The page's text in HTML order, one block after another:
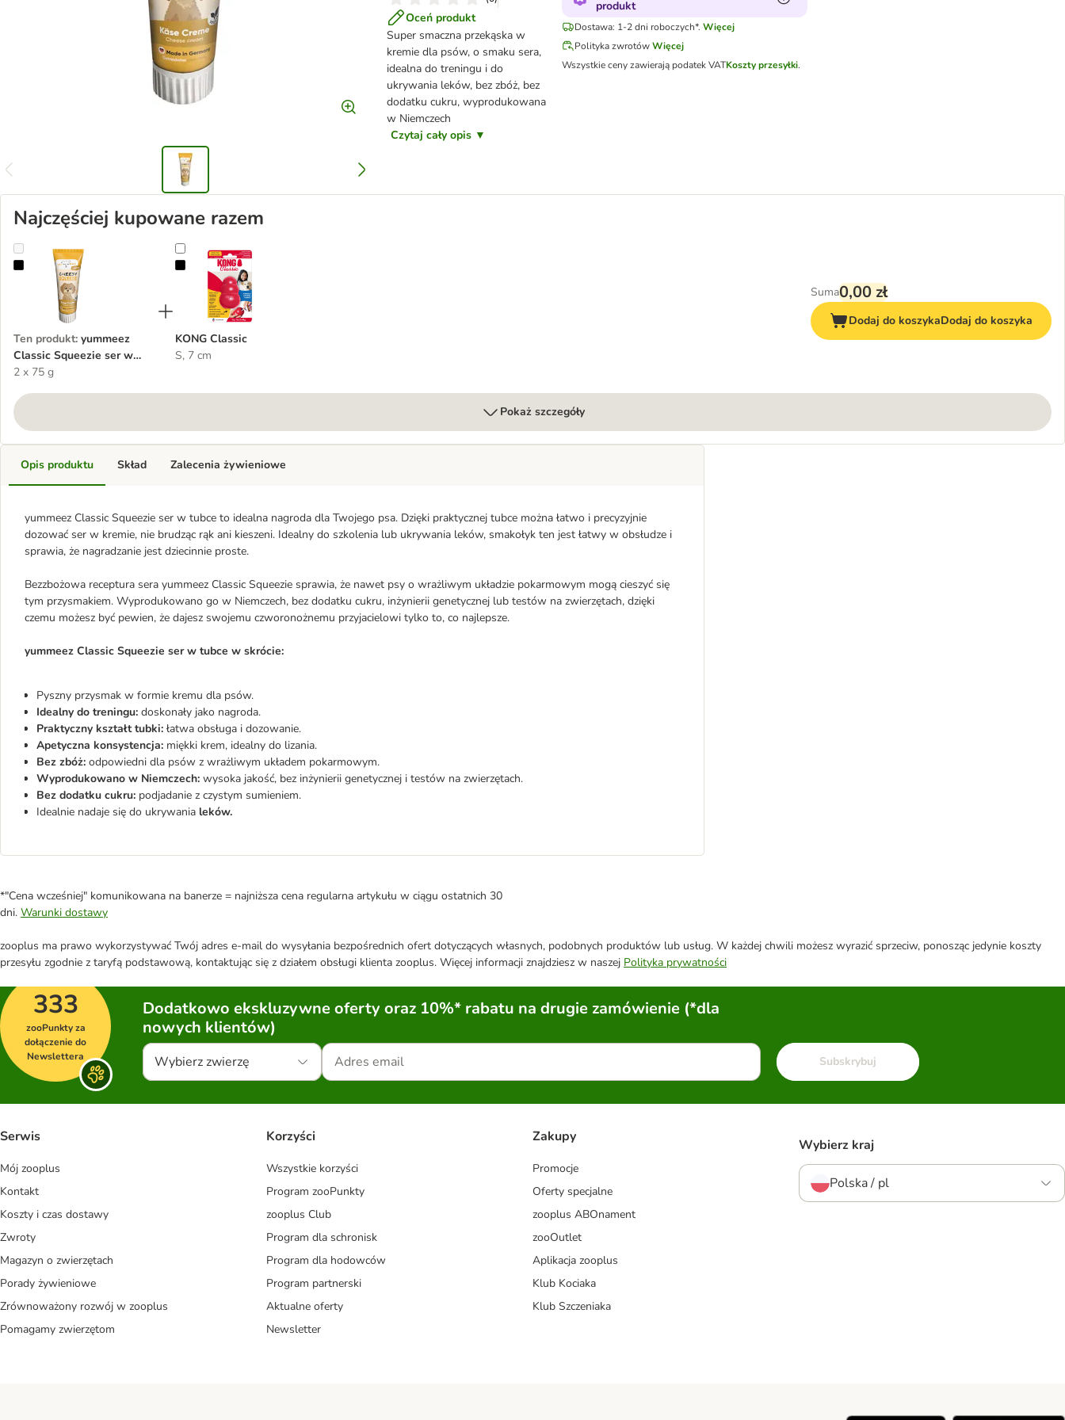
Oceń produkt
Super smaczna przekąska w
kremie dla psów, o smaku sera,
idealna do treningu i do
ukrywania leków, bez zbóż, bez
dodatku cukru, wyprodukowana
w Niemczech
Czytaj cały opis ▼
produkt
Dostawa: 1-2 dni roboczych*. Więcej
Polityka zwrotów Więcej
Wszystkie ceny zawierają podatek VATKoszty przesyłki.
Najczęściej kupowane razem
yummeez Classic Squeezie ser w tubce
Ten produkt: yummeez
Classic Squeezie ser w
tubce
2 x 75 g
KONG Classic
KONG Classic
S, 7 cm
Suma0,00 zł
Dodaj do koszykaDodaj do koszyka
Pokaż szczegóły
Opis produktu
yummeez Classic Squeezie ser w tubce to idealna nagroda dla Twojego psa. Dzięki praktycznej tubce można łatwo i precyzyjnie
dozować ser w kremie, nie brudząc rąk ani kieszeni. Idealny do szkolenia lub ukrywania leków, smakołyk ten jest łatwy w obsłudze i
sprawia, że nagradzanie jest dziecinnie proste.
Bezzbożowa receptura sera yummeez Classic Squeezie sprawia, że nawet psy o wrażliwym układzie pokarmowym mogą cieszyć się
tym przysmakiem. Wyprodukowano go w Niemczech, bez dodatku cukru, inżynierii genetycznej lub testów na zwierzętach, dzięki
czemu możesz być pewien, że dajesz swojemu czworonożnemu przyjacielowi tylko to, co najlepsze.
yummeez Classic Squeezie ser w tubce w skrócie:
Pyszny przysmak w formie kremu dla psów.
Idealny do treningu: doskonały jako nagroda.
Praktyczny kształt tubki: łatwa obsługa i dozowanie.
Apetyczna konsystencja: miękki krem, idealny do lizania.
Bez zbóż: odpowiedni dla psów z wrażliwym układem pokarmowym.
Wyprodukowano w Niemczech: wysoka jakość, bez inżynierii genetycznej i testów na zwierzętach.
Bez dodatku cukru: podjadanie z czystym sumieniem.
Idealnie nadaje się do ukrywania leków.
Skład Zalecenia żywieniowe
*"Cena wcześniej" komunikowana na banerze = najniższa cena regularna artykułu w ciągu ostatnich 30
dni. Warunki dostawy
zooplus ma prawo wykorzystywać Twój adres e-mail do wysyłania bezpośrednich ofert dotyczących własnych, podobnych produktów lub usług. W każdej chwili możesz wyrazić sprzeciw, ponosząc jedynie koszty
przesyłu zgodnie z taryfą podstawową, kontaktując się z działem obsługi klienta zooplus. Więcej informacji znajdziesz w naszej Polityka prywatności
333
zooPunkty za
dołączenie do
Newslettera
Dodatkowo ekskluzywne oferty oraz 10%* rabatu na drugie zamówienie (*dla
nowych klientów)
Wybierz zwierzę Subskrybuj
Serwis
Mój zooplus
Kontakt
Koszty i czas dostawy
Zwroty
Magazyn o zwierzętach
Porady żywieniowe
Zrównoważony rozwój w zooplus
Pomagamy zwierzętom
Korzyści
Wszystkie korzyści
Program zooPunkty
zooplus Club
Program dla schronisk
Program dla hodowców
Program partnerski
Aktualne oferty
Newsletter
Zakupy
Promocje
Oferty specjalne
zooplus ABOnament
zooOutlet
Aplikacja zooplus
Klub Kociaka
Klub Szczeniaka
Wybierz kraj
Polska / pl